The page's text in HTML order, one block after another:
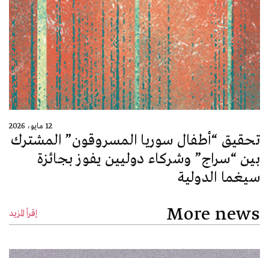
12 مايو، 2026
تحقيق “أطفال سوريا المسروقون” المشترك
بين “سراج” وشركاء دوليين يفوز بجائزة
سيغما الدولية
More news إقرأ المزيد